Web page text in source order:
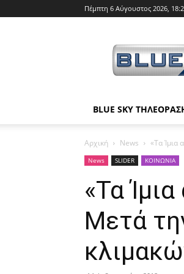
Πέμπτη 6 Αύγουστος 2026,
BLUE SKY
Αρχική News «Τα Ίμια
News SLIDER ΚΟΙΝΩΝΙΑ
«Τα
Μετά